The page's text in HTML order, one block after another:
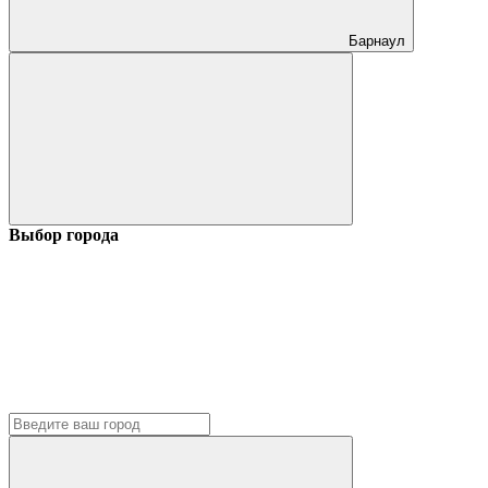
Барнаул
Выбор города